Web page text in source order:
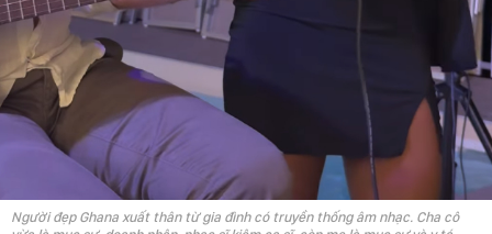
Người đẹp Ghana xuất thân từ gia đình có truyền thống âm nhạc. Cha cô